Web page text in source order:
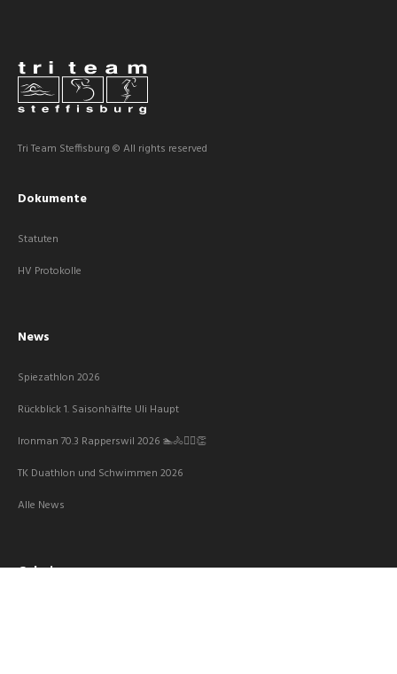
Tri Team Steffisburg © All rights reserved
Dokumente
Statuten
HV Protokolle
News
Spiezathlon 2026
Rückblick 1. Saisonhälfte Uli Haupt
Ironman 70.3 Rapperswil 2026 🏊🚴🏃‍♀️👏
TK Duathlon und Schwimmen 2026
Alle News
Galerie